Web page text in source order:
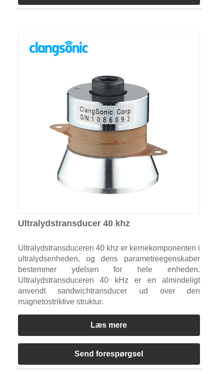
Ultralydstransducer 40 khz
Ultralydstransduceren 40 khz er kernekomponenten i
ultralydsenheden, og dens parametreegenskaber
bestemmer ydelsen for hele enheden.
Ultralydstransduceren 40 kHz er en almindeligt
anvendt sandwichtransducer ud over den
magnetostriktive struktur.
Læs mere
Send forespørgsel